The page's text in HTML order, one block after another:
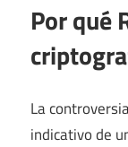
Por qué
La
indicativo de